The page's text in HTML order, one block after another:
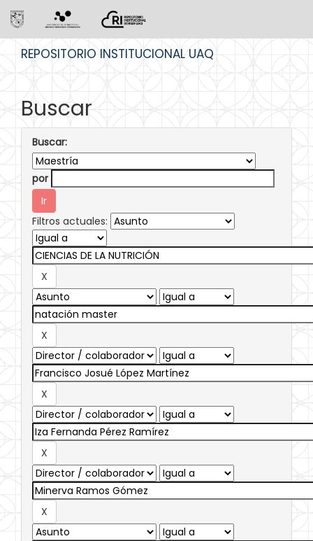
REPOSITORIO INSTITUCIONAL UAQ
Buscar
Buscar:
por
Filtros actuales: